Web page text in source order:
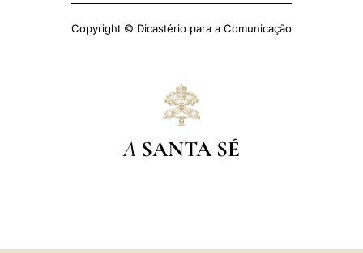
Copyright © Dicastério para a Comunicação
A SANTA SÉ